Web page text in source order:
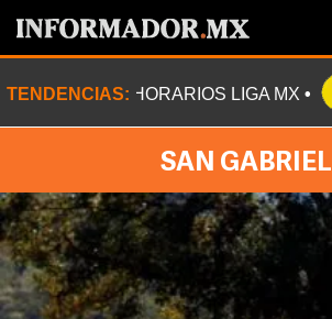
TENDENCIAS: HORARIOS LIGA MX
SAN GABRIEL